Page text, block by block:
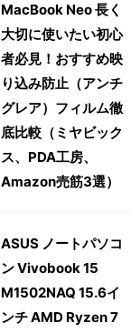
MacBook Neo 長く
大切に使いたい初心
者必見！おすすめ映
り込み防止（アンチ
グレア）フィルム徹
底比較（ミヤビック
ス、PDA工房、
Amazon売筋3選）
ASUS ノートパソコ
ン Vivobook 15
M1502NAQ 15.6イ
ンチ AMD Ryzen 7